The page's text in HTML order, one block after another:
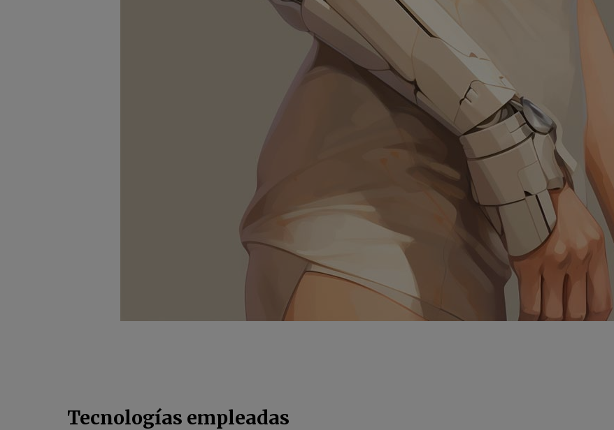
Tecnologías empleadas